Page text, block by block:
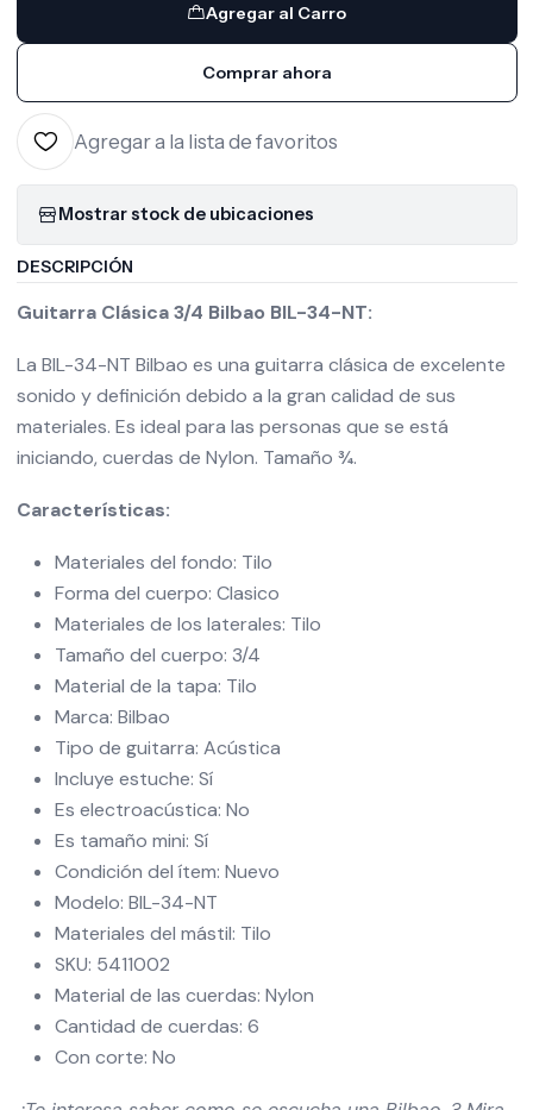
Agregar al Carro
Comprar ahora
Agregar a la lista de favoritos
Mostrar stock de ubicaciones
DESCRIPCIÓN
Guitarra Clásica 3/4 Bilbao BIL-34-NT:
La BIL-34-NT Bilbao es una guitarra clásica de excelente
sonido y definición debido a la gran calidad de sus
materiales. Es ideal para las personas que se está
iniciando, cuerdas de Nylon. Tamaño ¾.
Características:
Materiales del fondo: Tilo
Forma del cuerpo: Clasico
Materiales de los laterales: Tilo
Tamaño del cuerpo: 3/4
Material de la tapa: Tilo
Marca: Bilbao
Tipo de guitarra: Acústica
Incluye estuche: Sí
Es electroacústica: No
Es tamaño mini: Sí
Condición del ítem: Nuevo
Modelo: BIL-34-NT
Materiales del mástil: Tilo
SKU: 5411002
Material de las cuerdas: Nylon
Cantidad de cuerdas: 6
Con corte: No